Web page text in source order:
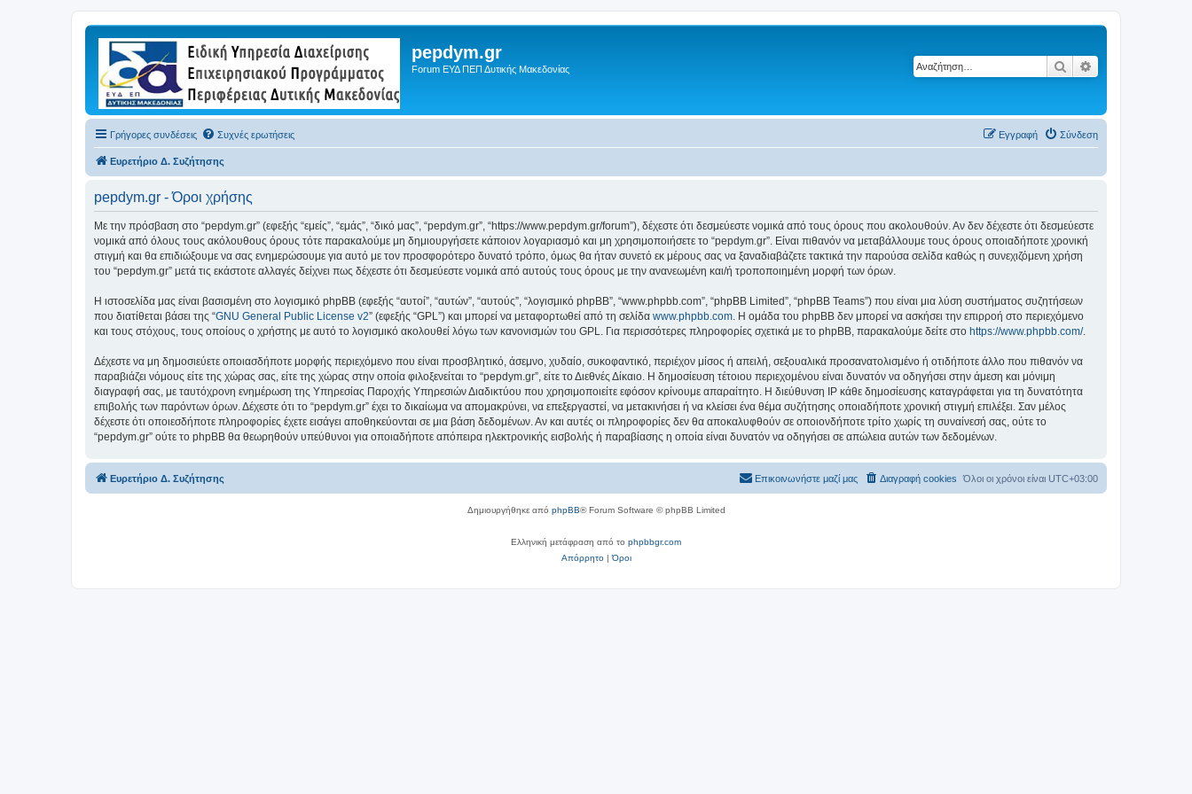
pepdym.gr
Forum ΕΥΔ ΠΕΠ Δυτικής Μακεδονίας Αναζήτηση
Γρήγορες συνδέσεις Συχνές ερωτήσεις Σύνδεση
Εγγραφή
Ευρετήριο Δ. Συζήτησης
pepdym.gr - Όροι χρήσης
Με την πρόσβαση στο “pepdym.gr” (εφεξής “εμείς”, “εμάς”, “δικό μας”, “pepdym.gr”, “https://www.pepdym.gr/forum”), δέχεστε ότι δεσμεύεστε νομικά από τους όρους που ακολουθούν. Αν δεν δέχεστε ότι δεσμεύεστε
νομικά από όλους τους ακόλουθους όρους τότε παρακαλούμε μη δημιουργήσετε κάποιον λογαριασμό και μη χρησιμοποιήσετε το “pepdym.gr”. Είναι πιθανόν να μεταβάλλουμε τους όρους οποιαδήποτε χρονική
στιγμή και θα επιδιώξουμε να σας ενημερώσουμε για αυτό με τον προσφορότερο δυνατό τρόπο, όμως θα ήταν συνετό εκ μέρους σας να ξαναδιαβάζετε τακτικά την παρούσα σελίδα καθώς η συνεχιζόμενη χρήση
του “pepdym.gr” μετά τις εκάστοτε αλλαγές δείχνει πως δέχεστε ότι δεσμεύεστε νομικά από αυτούς τους όρους με την ανανεωμένη και/ή τροποποιημένη μορφή των όρων.
Η ιστοσελίδα μας είναι βασισμένη στο λογισμικό phpBB (εφεξής “αυτοί”, “αυτών”, “αυτούς”, “λογισμικό phpBB”, “www.phpbb.com”, “phpBB Limited”, “phpBB Teams”) που είναι μια λύση συστήματος συζητήσεων
που διατίθεται βάσει της “GNU General Public License v2” (εφεξής “GPL”) και μπορεί να μεταφορτωθεί από τη σελίδα www.phpbb.com. Η ομάδα του phpBB δεν μπορεί να ασκήσει την επιρροή στο περιεχόμενο
και τους στόχους, τους οποίους ο χρήστης με αυτό το λογισμικό ακολουθεί λόγω των κανονισμών του GPL. Για περισσότερες πληροφορίες σχετικά με το phpBB, παρακαλούμε δείτε στο https://www.phpbb.com/.
Δέχεστε να μη δημοσιεύετε οποιασδήποτε μορφής περιεχόμενο που είναι προσβλητικό, άσεμνο, χυδαίο, συκοφαντικό, περιέχον μίσος ή απειλή, σεξουαλικά προσανατολισμένο ή οτιδήποτε άλλο που πιθανόν να
παραβιάζει νόμους είτε της χώρας σας, είτε της χώρας στην οποία φιλοξενείται το “pepdym.gr”, είτε το Διεθνές Δίκαιο. Η δημοσίευση τέτοιου περιεχομένου είναι δυνατόν να οδηγήσει στην άμεση και μόνιμη
διαγραφή σας, με ταυτόχρονη ενημέρωση της Υπηρεσίας Παροχής Υπηρεσιών Διαδικτύου που χρησιμοποιείτε εφόσον κρίνουμε απαραίτητο. Η διεύθυνση IP κάθε δημοσίευσης καταγράφεται για τη δυνατότητα
επιβολής των παρόντων όρων. Δέχεστε ότι το “pepdym.gr” έχει το δικαίωμα να απομακρύνει, να επεξεργαστεί, να μετακινήσει ή να κλείσει ένα θέμα συζήτησης οποιαδήποτε χρονική στιγμή επιλέξει. Σαν μέλος
δέχεστε ότι οποιεσδήποτε πληροφορίες έχετε εισάγει αποθηκεύονται σε μια βάση δεδομένων. Αν και αυτές οι πληροφορίες δεν θα αποκαλυφθούν σε οποιονδήποτε τρίτο χωρίς τη συναίνεσή σας, ούτε το
“pepdym.gr” ούτε το phpBB θα θεωρηθούν υπεύθυνοι για οποιαδήποτε απόπειρα ηλεκτρονικής εισβολής ή παραβίασης η οποία είναι δυνατόν να οδηγήσει σε απώλεια αυτών των δεδομένων.
Ευρετήριο Δ. Συζήτησης Όλοι οι χρόνοι είναι UTC+03:00
Διαγραφή cookies
Επικοινωνήστε μαζί μας
Δημιουργήθηκε από phpBB® Forum Software © phpBB Limited
Ελληνική μετάφραση από το phpbbgr.com
Απόρρητο|Όροι